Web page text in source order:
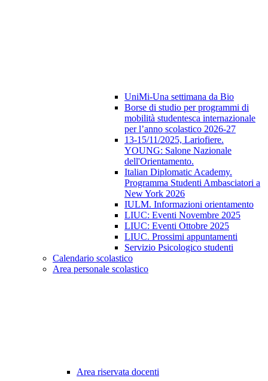
UniMi-Una settimana da Bio
Borse di studio per programmi di
mobilità studentesca internazionale
per l’anno scolastico 2026-27
13-15/11/2025, Lariofiere.
YOUNG: Salone Nazionale
dell'Orientamento.
Italian Diplomatic Academy.
Programma Studenti Ambasciatori a
New York 2026
IULM. Informazioni orientamento
LIUC: Eventi Novembre 2025
LIUC: Eventi Ottobre 2025
LIUC. Prossimi appuntamenti
Servizio Psicologico studenti
Calendario scolastico
Area personale scolastico
Area riservata docenti